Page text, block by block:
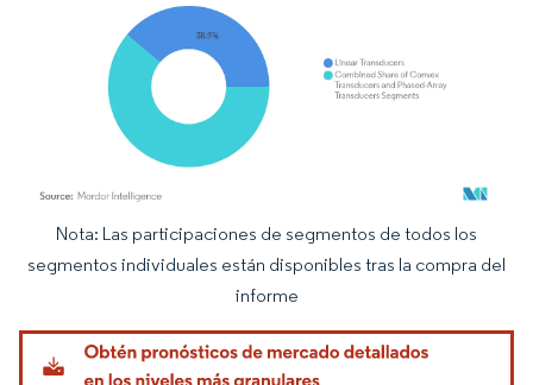
Imagen © Mordor Intelligence. El uso requiere atribución según CC BY 4.0.
Nota: Las participaciones de segmentos de todos los
segmentos individuales están disponibles tras la compra del
informe